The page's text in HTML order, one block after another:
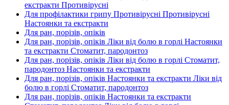
екстракти Противірусні
Для профілактики грипу Противірусні Противірусні
Настоянки та екстракти
Для ран, порізів, опіків
Для ран, порізів, опіків Ліки від болю в горлі Настоянки
та екстракти Стоматит, пародонтоз
Для ран, порізів, опіків Ліки від болю в горлі Стоматит,
пародонтоз Настоянки та екстракти
Для ран, порізів, опіків Настоянки та екстракти Ліки від
болю в горлі Стоматит, пародонтоз
Для ран, порізів, опіків Настоянки та екстракти